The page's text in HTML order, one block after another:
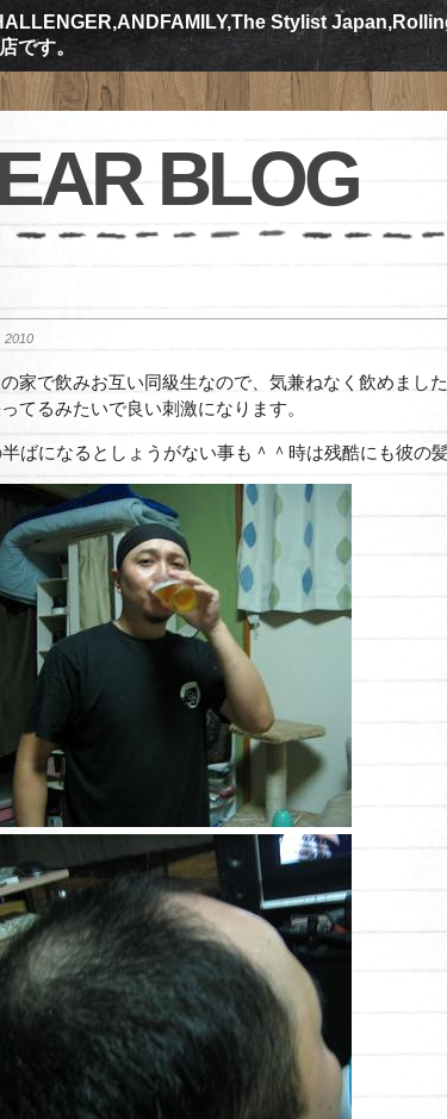
Stylist
です。
BLOG
2010
家で飲みお互い同級生なので、気兼ねなく飲めました
てるみたいで良い刺激になります。
ばになるとしょうがない事も＾＾時は残酷にも彼の髪